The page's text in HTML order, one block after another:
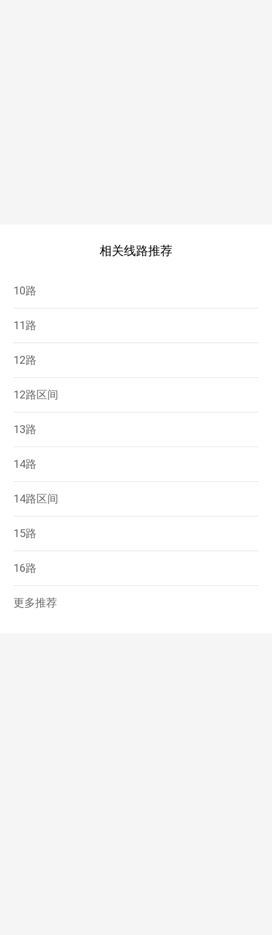
相关线路推荐
10路
11路
12路
12路区间
13路
14路
14路区间
15路
16路
更多推荐